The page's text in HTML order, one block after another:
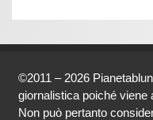
©2011 – 2026
giornalistica poiché viene
Non può pertanto